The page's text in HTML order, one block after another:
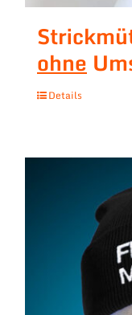
ohne
Details